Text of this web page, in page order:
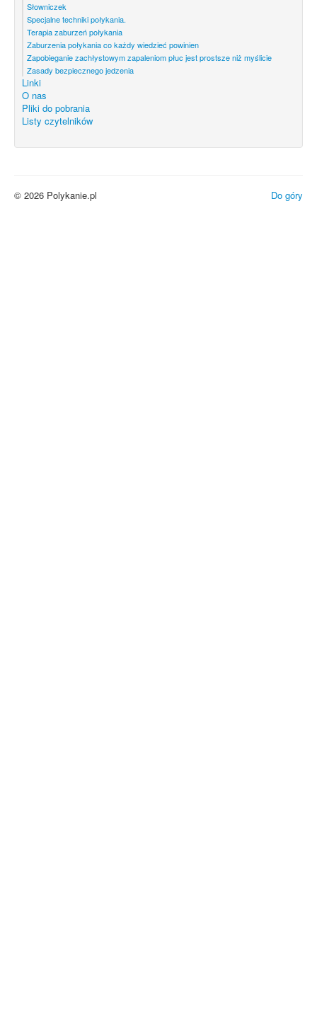
Słowniczek
Specjalne techniki połykania.
Terapia zaburzeń połykania
Zaburzenia połykania co każdy wiedzieć powinien
Zapobieganie zachłystowym zapaleniom płuc jest prostsze niż myślicie
Zasady bezpiecznego jedzenia
Linki
O nas
Pliki do pobrania
Listy czytelników
Do góry
© 2026 Polykanie.pl